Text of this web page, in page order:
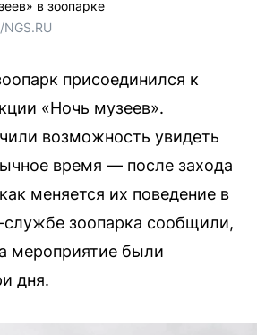
в зоопарке
присоединился к
«Ночь музеев».
возможность увидеть
время — после захода
меняется их поведение в
службе зоопарка сообщили,
мероприятие были
дня.